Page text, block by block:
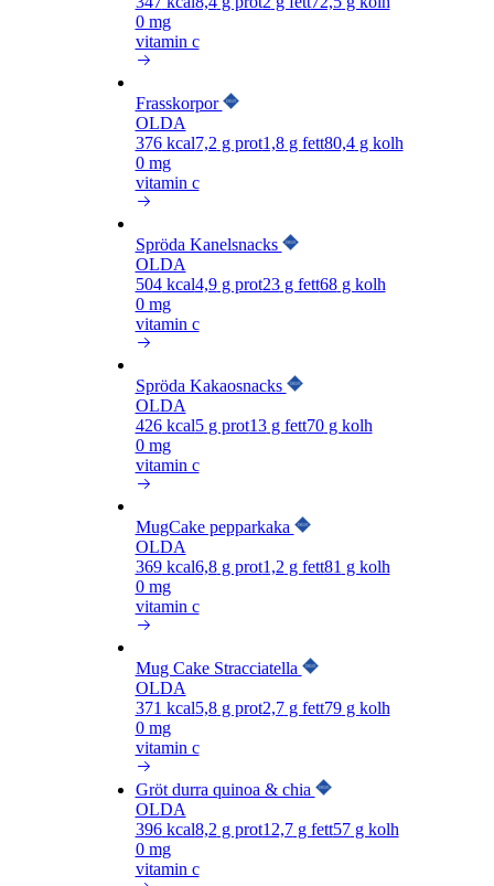
0 mg
vitamin c
Frasskorpor
OLDA
376kcal7,2 g prot1,8g fett80,4g kolh
0 mg
vitamin c
Spröda Kanelsnacks
OLDA
504kcal4,9g prot23g fett68g kolh
0 mg
vitamin c
Spröda Kakaosnacks
OLDA
426kcal5g prot13g fett70g kolh
0 mg
vitamin c
MugCake pepparkaka
OLDA
369kcal6,8g prot1,2 g fett81 g kolh
0 mg
vitamin c
Mug Cake Stracciatella
OLDA
371 kcal5,8g prot2,7g fett79g kolh
0 mg
vitamin c
Gröt durra quinoa & chia
OLDA
396kcal8,2 g prot12,7g fett57g kolh
0 mg
vitamin c